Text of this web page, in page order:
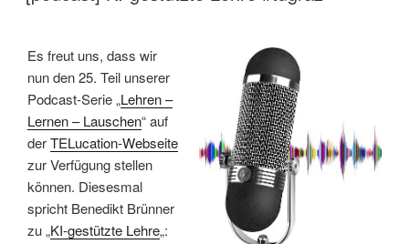
Es freut uns, dass wir
nun den 25. Teil unserer
Podcast-Serie „Lehren –
Lernen – Lauschen“ auf
derTELucation-Webseite
zur Verfügung stellen
können. Diesesmal
spricht Benedikt Brünner
zu „KI-gestützte Lehre„: